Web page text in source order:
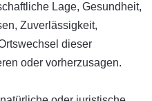
Lage, Gesundheit,
Zuverlässigkeit,
dieser
oder vorherzusagen.